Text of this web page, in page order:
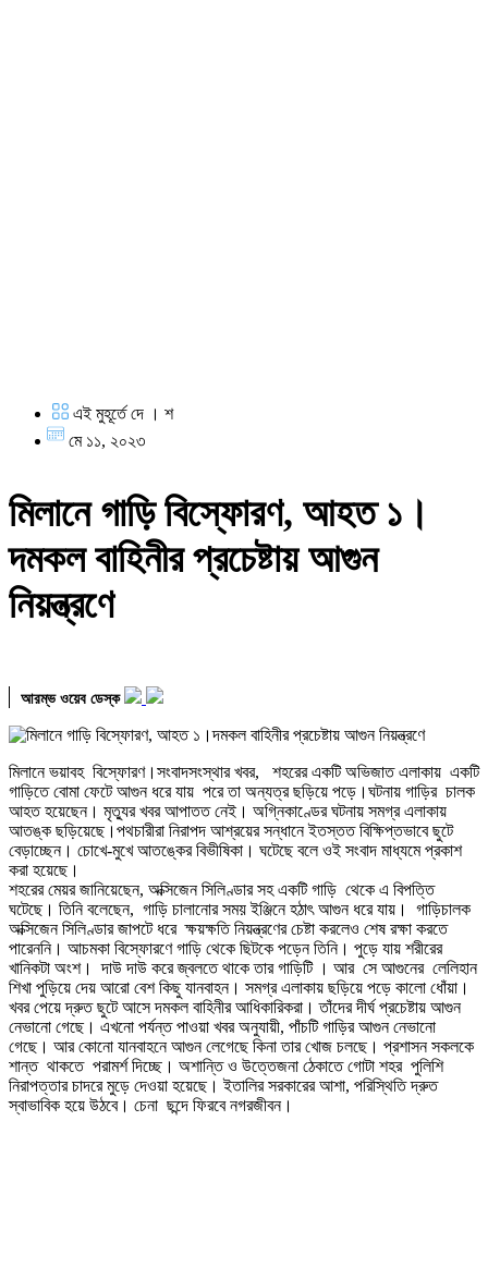
এই মুহূর্তে দে । শ
মে ১১, ২০২৩
মিলানে গাড়ি বিস্ফোরণ, আহত ১।
দমকল বাহিনীর প্রচেষ্টায় আগুন
নিয়ন্ত্রণে
আরম্ভ ওয়েব ডেস্ক
মিলানে ভয়াবহ বিস্ফোরণ।সংবাদসংস্থার খবর, শহরের একটি অভিজাত এলাকায় একটি
গাড়িতে বোমা ফেটে আগুন ধরে যায় পরে তা অন্যত্র ছড়িয়ে পড়ে।ঘটনায় গাড়ির চালক
আহত হয়েছেন। মৃত্যুর খবর আপাতত নেই। অগ্নিকাণ্ডের ঘটনায় সমগ্র এলাকায়
আতঙ্ক ছড়িয়েছে।পথচারীরা নিরাপদ আশ্রয়ের সন্ধানে ইতস্তত বিক্ষিপ্তভাবে ছুটে
বেড়াচ্ছেন। চোখে-মুখে আতঙ্কের বিভীষিকা। ঘটেছে বলে ওই সংবাদ মাধ্যমে প্রকাশ
করা হয়েছে।
শহরের মেয়র জানিয়েছেন, অক্সিজেন সিলিণ্ডার সহ একটি গাড়ি থেকে এ বিপত্তি
ঘটেছে। তিনি বলেছেন, গাড়ি চালানোর সময় ইঞ্জিনে হঠাৎ আগুন ধরে যায়। গাড়িচালক
অক্সিজেন সিলিণ্ডার জাপটে ধরে ক্ষয়ক্ষতি নিয়ন্ত্রণের চেষ্টা করলেও শেষ রক্ষা করতে
পারেননি। আচমকা বিস্ফোরণে গাড়ি থেকে ছিটকে পড়েন তিনি। পুড়ে যায় শরীরের
খানিকটা অংশ। দাউ দাউ করে জ্বলতে থাকে তার গাড়িটি । আর সে আগুনের লেলিহান
শিখা পুড়িয়ে দেয় আরো বেশ কিছু যানবাহন। সমগ্র এলাকায় ছড়িয়ে পড়ে কালো ধোঁয়া।
খবর পেয়ে দ্রুত ছুটে আসে দমকল বাহিনীর আধিকারিকরা। তাঁদের দীর্ঘ প্রচেষ্টায় আগুন
নেভানো গেছে। এখনো পর্যন্ত পাওয়া খবর অনুযায়ী, পাঁচটি গাড়ির আগুন নেভানো
গেছে। আর কোনো যানবাহনে আগুন লেগেছে কিনা তার খোজ চলছে। প্রশাসন সকলকে
শান্ত থাকতে পরামর্শ দিচ্ছে। অশান্তি ও উত্তেজনা ঠেকাতে গোটা শহর পুলিশি
নিরাপত্তার চাদরে মুড়ে দেওয়া হয়েছে। ইতালির সরকারের আশা, পরিস্থিতি দ্রুত
স্বাভাবিক হয়ে উঠবে। চেনা ছন্দে ফিরবে নগরজীবন।